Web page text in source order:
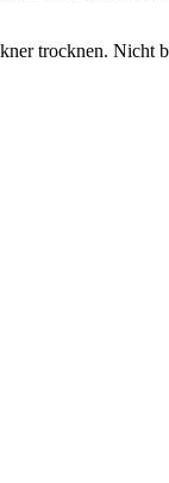
trocknen. Nicht